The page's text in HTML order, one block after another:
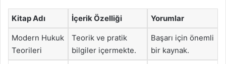
Kitap Adı İçerik Özelliği Yorumlar
Modern Hukuk
Teorileri
Teorik ve pratik
bilgiler içermekte.
Başarı için önemli
bir kaynak.